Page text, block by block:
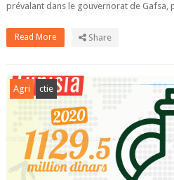
prévalant dans le gouvernorat de Gafsa,
Read More Share
Agri ctie